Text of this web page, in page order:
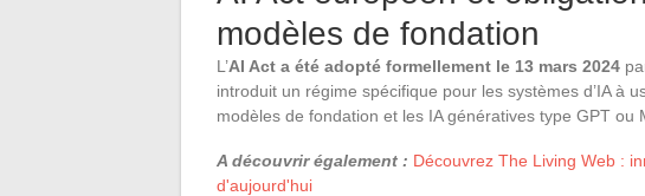
modèles de fondation
L’AI Act a été adopté formellement le 13 mars 2024
introduit un régime spécifique pour les systèmes d’IA à
modèles de fondation et les IA génératives type GPT ou
A découvrir également : Découvrez The Living Web :
d'aujourd'hui